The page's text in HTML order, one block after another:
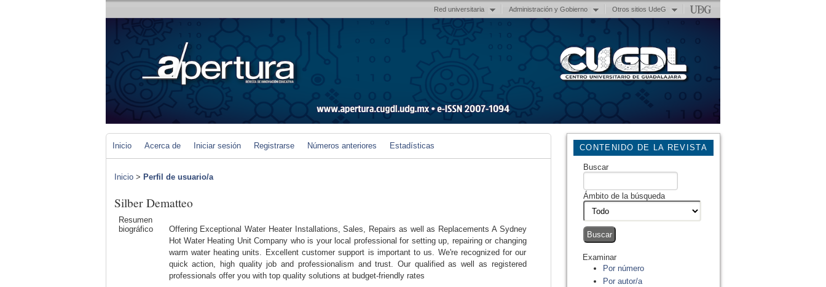
Red universitaria Administración y Gobierno Otros sitios UdeG
CONTENIDO DE LA REVISTA
Buscar
Ámbito de la búsqueda
Examinar
Por número
Por autor/a
Inicio Acerca de Iniciar sesión Registrarse Números anteriores Estadísticas
Inicio > Perfil de usuario/a
Silber Dematteo
Resumen
biográfico
Offering Exceptional Water Heater Installations, Sales, Repairs as well as Replacements A Sydney
Hot Water Heating Unit Company who is your local professional for setting up, repairing or changing
warm water heating units. Excellent customer support is important to us. We're recognized for our
quick action, high quality job and professionalism and trust. Our qualified as well as registered
professionals offer you with top quality solutions at budget-friendly rates